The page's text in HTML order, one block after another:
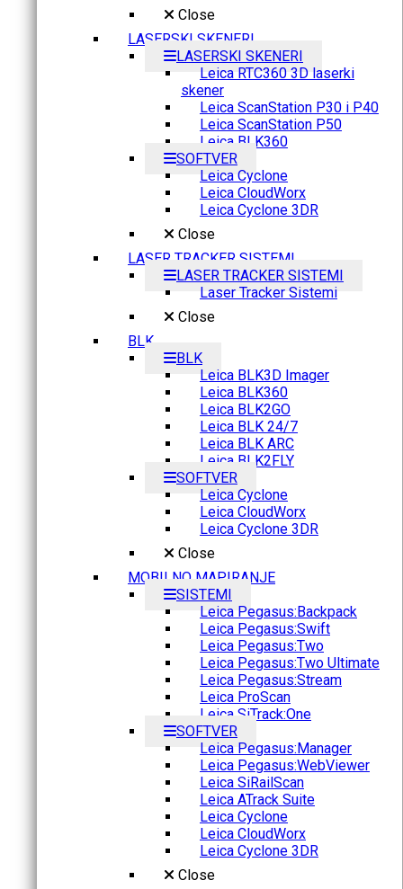
Close
LASERSKI SKENERI
LASERSKI SKENERI
Leica RTC360 3D laserki
skener
Leica ScanStation P30 i P40
Leica ScanStation P50
Leica BLK360
SOFTVER
Leica Cyclone
Leica CloudWorx
Leica Cyclone 3DR
Close
LASER TRACKER SISTEMI
LASER TRACKER SISTEMI
Laser Tracker Sistemi
Close
BLK
BLK
Leica BLK3D Imager
Leica BLK360
Leica BLK2GO
Leica BLK 24/7
Leica BLK ARC
Leica BLK2FLY
SOFTVER
Leica Cyclone
Leica CloudWorx
Leica Cyclone 3DR
Close
MOBILNO MAPIRANJE
SISTEMI
Leica Pegasus:Backpack
Leica Pegasus:Swift
Leica Pegasus:Two
Leica Pegasus:Two Ultimate
Leica Pegasus:Stream
Leica ProScan
Leica SiTrack:One
SOFTVER
Leica Pegasus:Manager
Leica Pegasus:WebViewer
Leica SiRailScan
Leica ATrack Suite
Leica Cyclone
Leica CloudWorx
Leica Cyclone 3DR
Close